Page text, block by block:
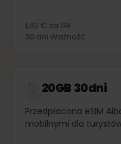
1,60 € za GB
30 dni Ważność
20GB 30dni
Przedpłacona eSIM
mobilnymi dla